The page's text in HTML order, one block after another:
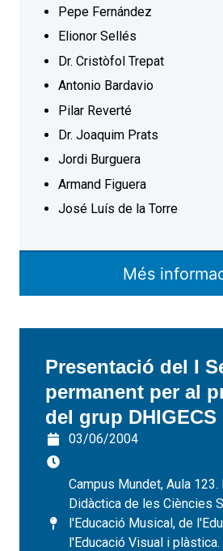
Més
Pepe Fernández
Elionor Sellés
Dr. Cristòfol Trepat
Antonio Bardavio
Pilar Reverté
Dr. Joaquim Prats
Jordi Burguera
Armand Figuera
José Luís de la Torre
Presentació del I
permanent per al
del grup DHIGECS
03/06/2004
Campus Mundet, Aula
Didàctica de les Ciències
l'Educació Musical, de
l'Educació Visual i